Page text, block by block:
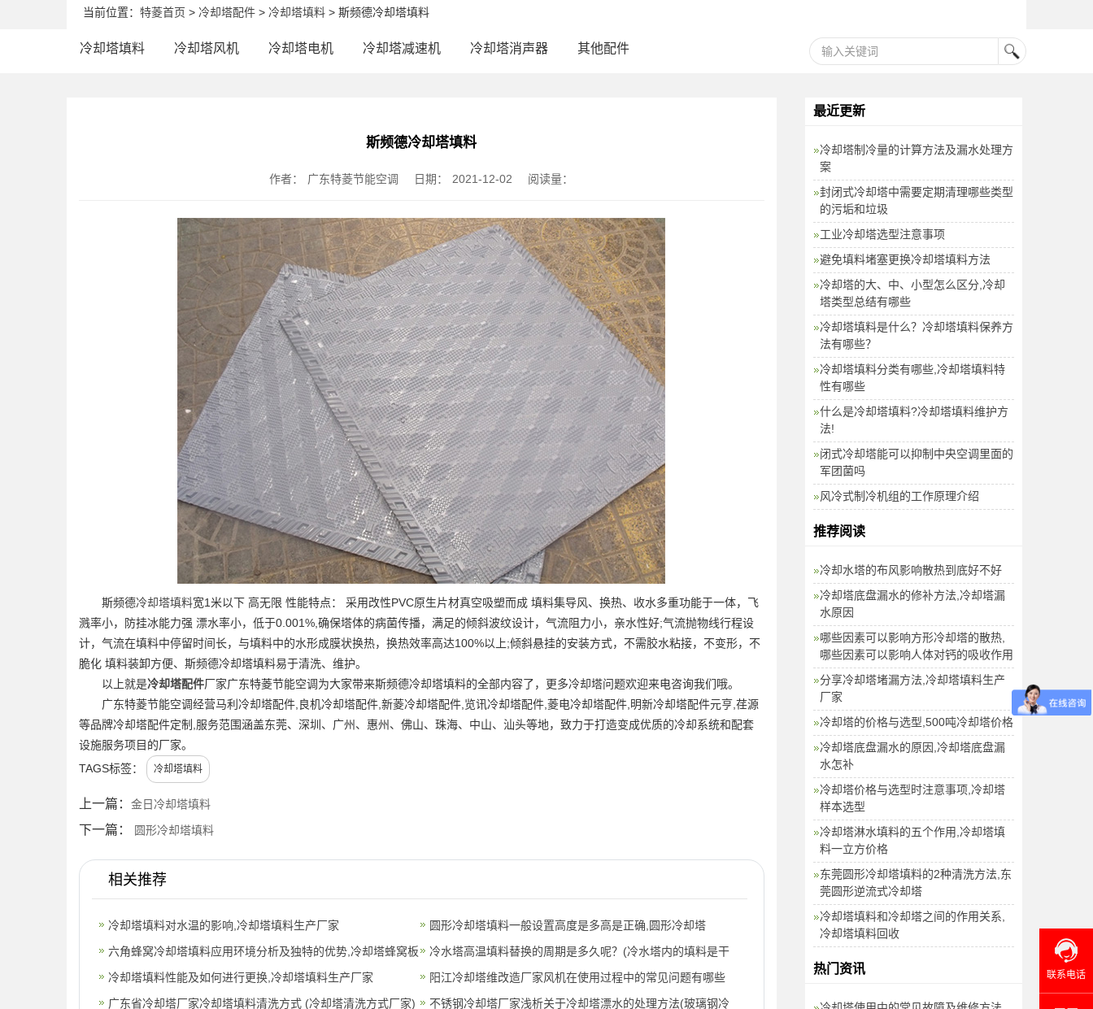
当前位置： 特菱首页 > 冷却塔配件 > 冷却塔填料 > 斯频德冷却塔填料
冷却塔填料 冷却塔风机 冷却塔电机 冷却塔减速机 冷却塔消声器 其他配件
斯频德冷却塔填料
作者： 广东特菱节能空调 日期： 2021-12-02 阅读量：
斯频德冷却塔填料宽1米以下 高无限 性能特点： 采用改性PVC原生片材真空吸塑而成 填料集导风、换热、收水多重功能于一体，飞
溅率小，防挂冰能力强 漂水率小，低于0.001%,确保塔体的病菌传播，满足的倾斜波纹设计，气流阻力小，亲水性好;气流抛物线行程设
计，气流在填料中停留时间长，与填料中的水形成膜状换热，换热效率高达100%以上;倾斜悬挂的安装方式，不需胶水粘接，不变形，不
脆化 填料装卸方便、斯频德冷却塔填料易于清洗、维护。
以上就是冷却塔配件厂家广东特菱节能空调为大家带来斯频德冷却塔填料的全部内容了，更多冷却塔问题欢迎来电咨询我们哦。
广东特菱节能空调经营马利冷却塔配件,良机冷却塔配件,新菱冷却塔配件,览讯冷却塔配件,菱电冷却塔配件,明新冷却塔配件元亨,荏源
等品牌冷却塔配件定制,服务范围涵盖东莞、深圳、广州、惠州、佛山、珠海、中山、汕头等地，致力于打造变成优质的冷却系统和配套
设施服务项目的厂家。
TAGS标签：
冷却塔填料
上一篇： 金日冷却塔填料
下一篇： 圆形冷却塔填料
相关推荐
冷却塔填料对水温的影响,冷却塔填料生产厂家
圆形冷却塔填料一般设置高度是多高是正确,圆形冷却塔
六角蜂窝冷却塔填料应用环境分析及独特的优势,冷却塔蜂窝板
冷水塔高温填料替换的周期是多久呢？(冷水塔内的填料是干
嘛用
冷却塔填料性能及如何进行更换,冷却塔填料生产厂家
阳江冷却塔维改造厂家风机在使用过程中的常见问题有哪些
(阳
广东省冷却塔厂家冷却塔填料清洗方式 (冷却塔清洗方式厂家)
不锈钢冷却塔厂家浅析关于冷却塔漂水的处理方法(玻璃钢冷
最近更新
冷却塔制冷量的计算方法及漏水处理方
案
封闭式冷却塔中需要定期清理哪些类型
的污垢和垃圾
工业冷却塔选型注意事项
避免填料堵塞更换冷却塔填料方法
冷却塔的大、中、小型怎么区分,冷却
塔类型总结有哪些
冷却塔填料是什么？冷却塔填料保养方
法有哪些？
冷却塔填料分类有哪些,冷却塔填料特
性有哪些
什么是冷却塔填料?冷却塔填料维护方
法!
闭式冷却塔能可以抑制中央空调里面的
军团菌吗
风冷式制冷机组的工作原理介绍
推荐阅读
冷却水塔的布风影响散热到底好不好
冷却塔底盘漏水的修补方法,冷却塔漏
水原因
哪些因素可以影响方形冷却塔的散热,
哪些因素可以影响人体对钙的吸收作用
分享冷却塔堵漏方法,冷却塔填料生产
厂家
冷却塔的价格与选型,500吨冷却塔价格
冷却塔底盘漏水的原因,冷却塔底盘漏
水怎补
冷却塔价格与选型时注意事项,冷却塔
样本选型
冷却塔淋水填料的五个作用,冷却塔填
料一立方价格
东莞圆形冷却塔填料的2种清洗方法,东
莞圆形逆流式冷却塔
冷却塔填料和冷却塔之间的作用关系,
冷却塔填料回收
热门资讯 联系电话